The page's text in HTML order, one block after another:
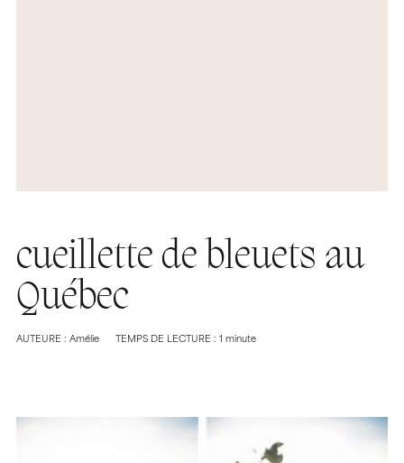
cueillette de bleuets au
Québec
AUTEURE : Amélie TEMPS DE LECTURE : 1 minute